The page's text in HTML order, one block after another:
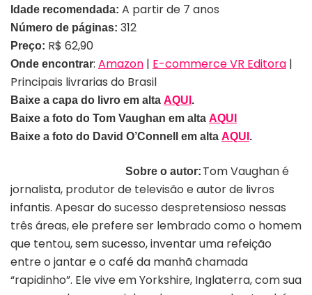
Idade recomendada: A partir de 7 anos
Número de páginas: 312
Preço: R$ 62,90
Onde encontrar: Amazon | E-commerce VR Editora |
Principais livrarias do Brasil
Baixe a capa do livro em alta AQUI .
Baixe a foto do Tom Vaughan em alta AQUI
Baixe a foto do David O’Connell em alta AQUI .
Sobre o autor: Tom Vaughan é
jornalista, produtor de televisão e autor de livros
infantis. Apesar do sucesso despretensioso nessas
três áreas, ele prefere ser lembrado como o homem
que tentou, sem sucesso, inventar uma refeição
entre o jantar e o café da manhã chamada
“rapidinho”. Ele vive em Yorkshire, Inglaterra, com sua